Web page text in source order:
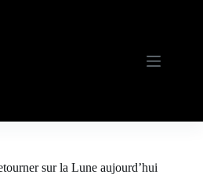
sur la Lune aujourd’hui